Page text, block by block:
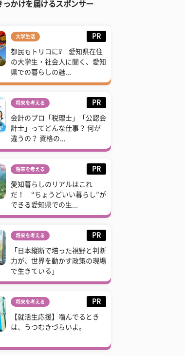
っかけを届けるスポンサー
大学生活 PR
都民もトリコに⁉ 愛知県在住
の大学生・社会人に聞く、愛知
県での暮らしの魅...
将来を考える PR
会計のプロ「税理士」「公認会
計士」ってどんな仕事？ 何が
違うの？ 資格の...
将来を考える PR
愛知暮らしのリアルはこれ
だ！ “ちょうどいい暮らし”が
できる愛知県での生...
将来を考える PR
「日本縦断で培った視野と判断
力が、世界を動かす政策の現場
で生きている」
将来を考える PR
【就活生応援】噛んでるとき
は、うつむきづらいよ。